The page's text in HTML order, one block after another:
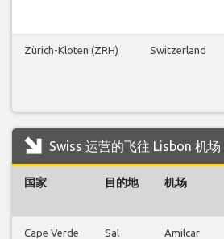
Zürich-Kloten (ZRH) Switzerland
Swiss 运营的飞往 Lisbon 机
国家 目的地 机场
Cape Verde Sal
Amilcar